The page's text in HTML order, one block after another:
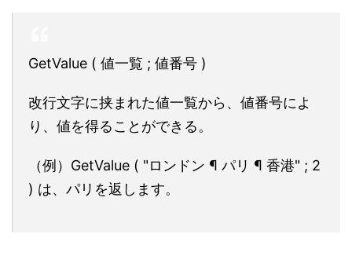
GetValue ( 値一覧 ; 値番号 )
改行文字に挟まれた値一覧から、値番号によ
り、値を得ることができる。
（例） GetValue ( "ロンドン ¶ パリ ¶ 香港" ; 2
) は、パリを返します。